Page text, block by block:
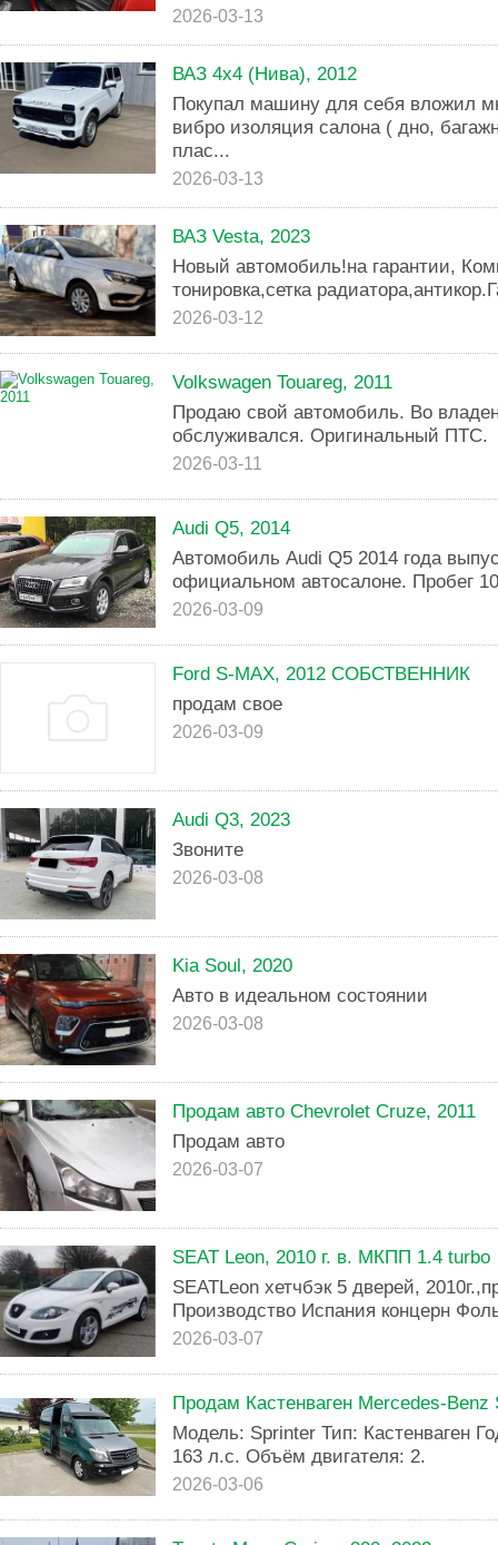
2026-03-13
ВАЗ 4x4 (Нива), 2012
Покупал машину для себя вложил
вибро изоляция салона ( дно,
плас...
2026-03-13
ВАЗ Vesta, 2023
Новый автомобиль!на гарантии,
тонировка,сетка
2026-03-12
Volkswagen Touareg, 2011
Продаю свой автомобиль. Во
обслуживался. Оригинальный ПТС.
2026-03-11
Audi Q5, 2014
Автомобиль Audi Q5 2014 года
официальном автосалоне. Пробег
2026-03-09
Ford S-MAX, 2012 СОБСТВЕННИК
продам свое
2026-03-09
Audi Q3, 2023
Звоните
2026-03-08
Kia Soul, 2020
Авто в идеальном состоянии
2026-03-08
Продам авто Chevrolet Cruze, 2011
Продам авто
2026-03-07
SEAT Leon, 2010 г. в. МКПП 1.4 turbo
SЕАТLеоn хетчбэк 5 дверей,
Производство Испания концерн
2026-03-07
Продам Кастенваген Mercedes-Benz
Модель: Sprinter Тип: Кастенваген
163 л.с. Объём двигателя: 2.
2026-03-06